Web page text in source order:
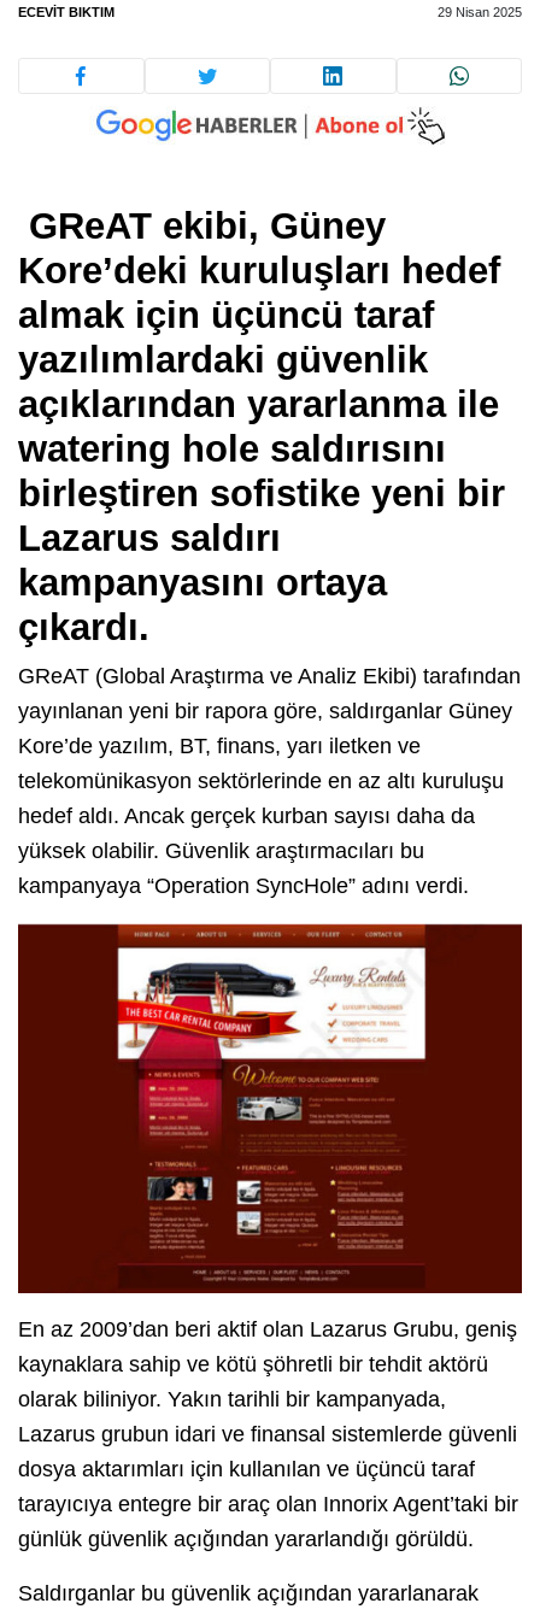
ECEVIT BIKTIM 29 Nisan 2025
GReAT ekibi, Güney
Kore’deki kuruluşları hedef
almak için üçüncü taraf
yazılımlardaki güvenlik
açıklarından yararlanma ile
watering hole saldırısını
birleştiren sofistike yeni bir
Lazarus saldırı
kampanyasını ortaya
çıkardı.
GReAT (Global Araştırma ve Analiz Ekibi) tarafından
yayınlanan yeni bir rapora göre, saldırganlar Güney
Kore’de yazılım, BT, finans, yarı iletken ve
telekomünikasyon sektörlerinde en az altı kuruluşu
hedef aldı. Ancak gerçek kurban sayısı daha da
yüksek olabilir. Güvenlik araştırmacıları bu
kampanyaya “Operation SyncHole” adını verdi.
En az 2009’dan beri aktif olan Lazarus Grubu, geniş
kaynaklara sahip ve kötü şöhretli bir tehdit aktörü
olarak biliniyor. Yakın tarihli bir kampanyada,
Lazarus grubun idari ve finansal sistemlerde güvenli
dosya aktarımları için kullanılan ve üçüncü taraf
tarayıcıya entegre bir araç olan Innorix Agent’taki bir
günlük güvenlik açığından yararlandığı görüldü.
Saldırganlar bu güvenlik açığından yararlanarak